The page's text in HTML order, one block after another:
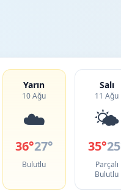
Yarın
10 Ağu
☁️
36°27°
Bulutlu
Salı
11 Ağu
🌤️
35°
Parçalı
Bulutlu